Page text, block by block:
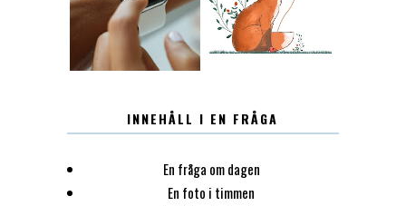
INNEHÅLL I EN FRÅGA
En fråga om dagen
En foto i timmen